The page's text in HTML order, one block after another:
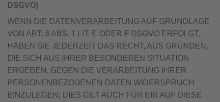
DSGVO)
WENN DIE DATENVERARBEITUNG AUF GRUNDLAGE
VON ART. 6 ABS. 1 LIT. E ODER F DSGVO ERFOLGT,
HABEN SIE JEDERZEIT DAS RECHT, AUS GRÜNDEN,
DIE SICH AUS IHRER BESONDEREN SITUATION
ERGEBEN, GEGEN DIE VERARBEITUNG IHRER
PERSONENBEZOGENEN DATEN WIDERSPRUCH
EINZULEGEN; DIES GILT AUCH FÜR EIN AUF DIESE